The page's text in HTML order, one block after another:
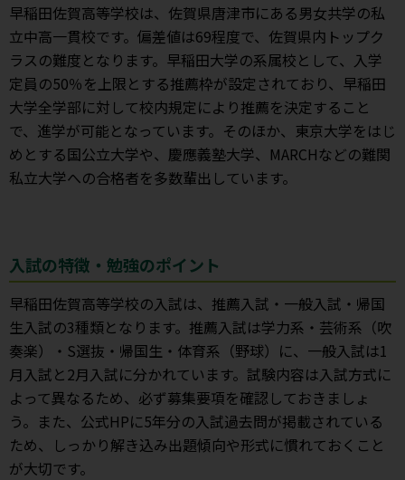
早稲田佐賀高等学校は、佐賀県唐津市にある男女共学の私
立中高一貫校です。偏差値は69程度で、佐賀県内トップク
ラスの難度となります。早稲田大学の系属校として、入学
定員の50％を上限とする推薦枠が設定されており、早稲田
大学全学部に対して校内規定により推薦を決定すること
で、進学が可能となっています。そのほか、東京大学をはじ
めとする国公立大学や、慶應義塾大学、MARCHなどの難関
私立大学への合格者を多数輩出しています。
入試の特徴・勉強のポイント
早稲田佐賀高等学校の入試は、推薦入試・一般入試・帰国
生入試の3種類となります。推薦入試は学力系・芸術系（吹
奏楽）・S選抜・帰国生・体育系（野球）に、一般入試は1
月入試と2月入試に分かれています。試験内容は入試方式に
よって異なるため、必ず募集要項を確認しておきましょ
う。また、公式HPに5年分の入試過去問が掲載されている
ため、しっかり解き込み出題傾向や形式に慣れておくこと
が大切です。